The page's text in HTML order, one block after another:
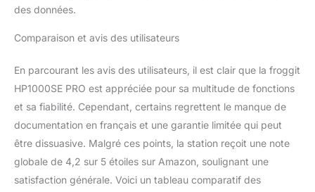
: raccordement de
de température et
DP50), connexion de
jusqu’à 8 capteurs sans
fil pour surveiller
l'humidité du sol (froggit
DP100), connexion de
jusqu’à 4 capteurs de
mesure des particules en
des données.
Comparaison et avis des utilisateurs
En parcourant les avis des utilisateurs, il est clair que la froggit
HP1000SE PRO est appréciée pour sa multitude de fonctions
et sa fiabilité. Cependant, certains regrettent le manque de
documentation en français et une garantie limitée qui peut
être dissuasive. Malgré ces points, la station reçoit une note
globale de 4,2 sur 5 étoiles sur Amazon, soulignant une
satisfaction générale. Voici un tableau comparatif des